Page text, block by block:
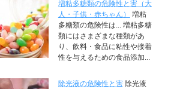
増粘多糖類の危険性と害（大
人・子供・赤ちゃん）
増粘
多糖類の危険性は... 増粘多糖
類にはさまざまな種類があ
り、飲料・食品に粘性や接着
性を与えるための食品添加...
除光液の危険性と害 除光液